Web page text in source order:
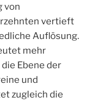
von
vertieft
Auflösung.
mehr
Ebene der
und
zugleich die